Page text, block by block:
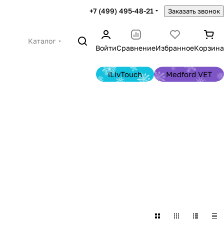
+7 (499) 495-48-21 Заказать звонок
Каталог
ВойтиСравнениеИзбранноеКорзина
iLivTouch Medford VET